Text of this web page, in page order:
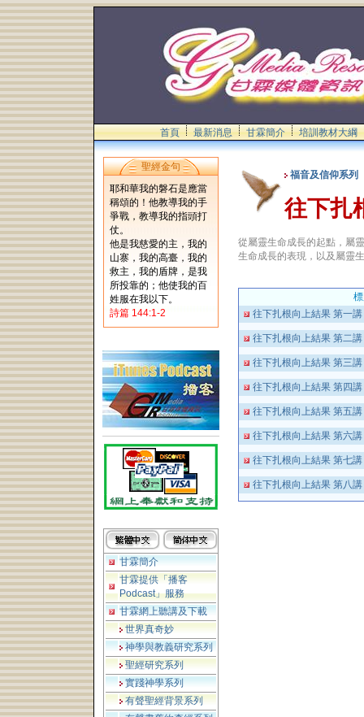
首頁 最新消息 甘霖簡介 培訓教材大綱
聖經金句
耶和華我的磐石是應當
稱頌的！他教導我的手
爭戰，教導我的指頭打
仗。
他是我慈愛的主，我的
山寨，我的高臺，我的
救主，我的盾牌，是我
所投靠的；他使我的百
姓服在我以下。
詩篇 144:1-2
甘霖簡介
甘霖提供「播客
Podcast」服務
甘霖網上聽講及下載
世界真奇妙
神學與教義研究系列
聖經研究系列
實踐神學系列
有聲聖經背景系列
福音及信仰系列
往下扎
從屬靈生命成長的起點，屬
生命成長的表現，以及屬靈
往下扎根向上結果 第一講
往下扎根向上結果 第二講
往下扎根向上結果 第三講
往下扎根向上結果 第四講
往下扎根向上結果 第五講
往下扎根向上結果 第六講
往下扎根向上結果 第七講
往下扎根向上結果 第八講